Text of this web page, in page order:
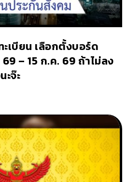
เบียน เลือกตั้งบอร์ด
– 15 ก.ค. 69 ถ้าไม่ลง
จ๊ะ